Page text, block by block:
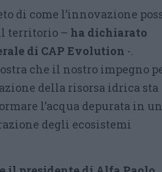
di come l’innovazione
territorio – ha dichiarato
di CAP Evolution -.
che il nostro impegno
della risorsa idrica sta
l’acqua depurata in
degli ecosistemi